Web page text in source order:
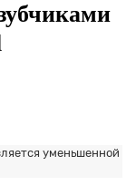
уменьшенной